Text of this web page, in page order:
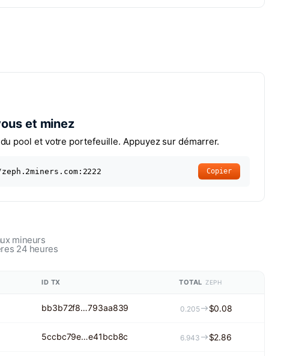
et minez
pool et votre portefeuille. Appuyez sur démarrer.
Copier
mineurs
24 heures
ID TX TOTAL ZEPH
bb3b72f8…793aa839 0.205 $0.08
5ccbc79e…e41bcb8c 6.943 $2.86